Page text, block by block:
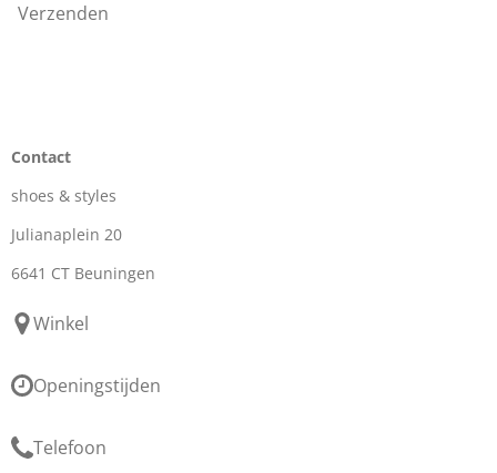
Verzenden
Contact
shoes & styles
Julianaplein 20
6641 CT Beuningen
Winkel
Openingstijden
Telefoon